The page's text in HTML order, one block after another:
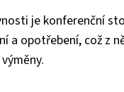
je konferenční
a opotřebení, což z